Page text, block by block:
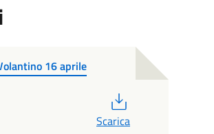
16 aprile
Scarica